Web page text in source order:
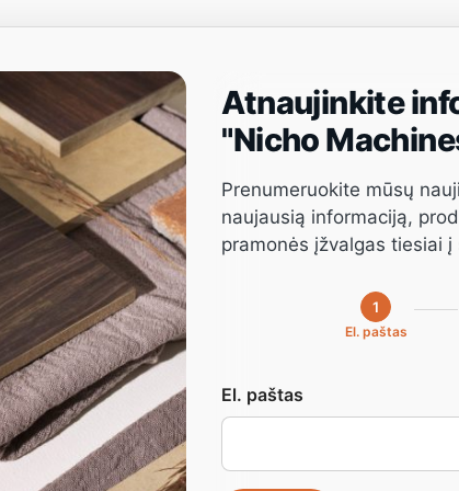
Projektų valdymas Programinė įranga
Atnaujinkite
"Nicho
Prenumeruokite mūsų
naujausią informaciją,
pramonės įžvalgas tiesiai
1
El. paštas
El. paštas